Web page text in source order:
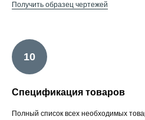
Получить образец чертежей
Спецификация товаров
Полный список всех необходимых